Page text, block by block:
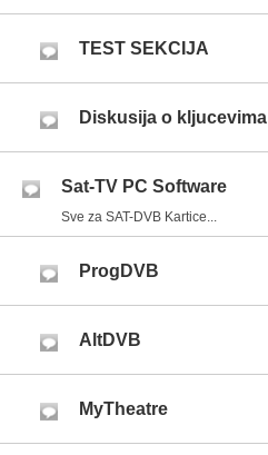
TEST SEKCIJA
Diskusija o kljucevima
Sat-TV PC Software
Sve za SAT-DVB Kartice...
ProgDVB
AltDVB
MyTheatre